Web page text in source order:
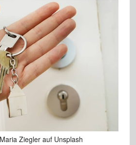
Ziegler auf Unsplash